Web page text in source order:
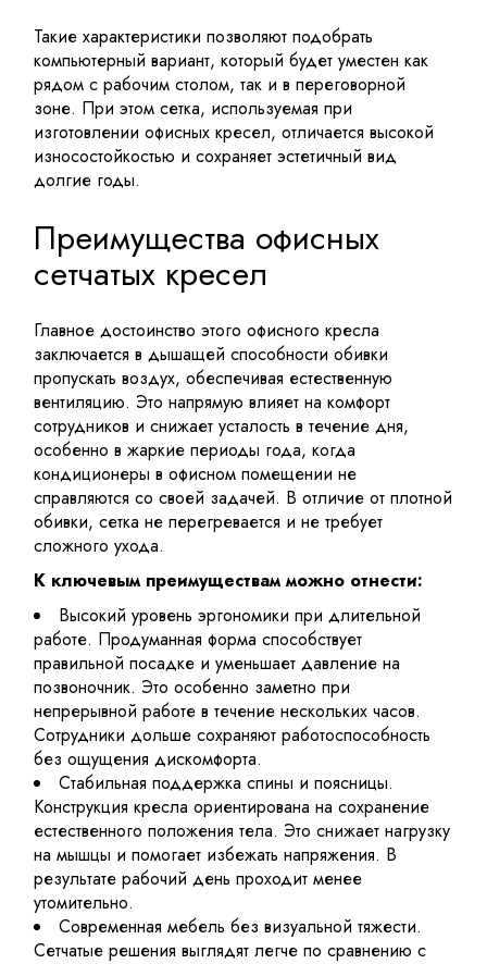
Такие характеристики позволяют подобрать
компьютерный вариант, который будет уместен как
рядом с рабочим столом, так и в переговорной
зоне. При этом сетка, используемая при
изготовлении офисных кресел, отличается высокой
износостойкостью и сохраняет эстетичный вид
долгие годы.
Преимущества офисных
сетчатых кресел
Главное достоинство этогоофисного кресла
заключается в дышащей способности обивки
пропускать воздух, обеспечивая естественную
вентиляцию. Это напрямую влияет на комфорт
сотрудников и снижает усталость в течение дня,
особенно в жаркие периоды года, когда
кондиционеры в офисном помещении не
справляются со своей задачей. В отличие от плотной
обивки, сетка не перегревается и не требует
сложного ухода.
К ключевым преимуществам можно отнести:
Высокий уровень эргономики при длительной
работе. Продуманная форма способствует
правильной посадке и уменьшает давление на
позвоночник. Это особенно заметно при
непрерывной работе в течение нескольких часов.
Сотрудники дольше сохраняют работоспособность
без ощущения дискомфорта.
Стабильная поддержка спины и поясницы.
Конструкция кресла ориентирована на сохранение
естественного положения тела. Это снижает нагрузку
на мышцы и помогает избежать напряжения. В
результате рабочий день проходит менее
утомительно.
Современная мебель без визуальной тяжести.
Сетчатые решения выглядят легче по сравнению с